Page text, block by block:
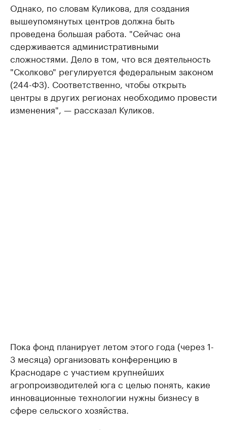
Однако, по словам Куликова, для создания
вышеупомянутых центров должна быть
проведена большая работа. "Сейчас она
сдерживается административными
сложностями. Дело в том, что вся деятельность
"Сколково" регулируется федеральным законом
(244-ФЗ). Соответственно, чтобы открыть
центры в других регионах необходимо провести
изменения", — рассказал Куликов.
Пока фонд планирует летом этого года (через 1-
3 месяца) организовать конференцию в
Краснодаре с участием крупнейших
агропроизводителей юга с целью понять, какие
инновационные технологии нужны бизнесу в
сфере сельского хозяйства.